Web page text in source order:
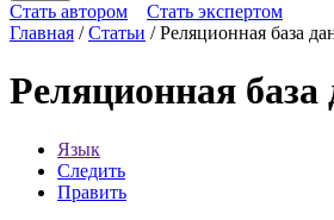
Стать автором
Стать экспертом
Главная /Статьи /Реляционная база
Реляционная
Язык
Следить
Править